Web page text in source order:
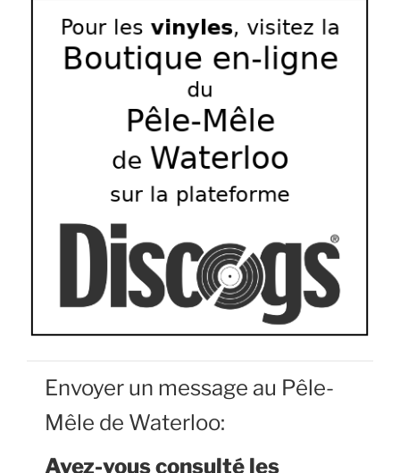
Envoyer un message au Pêle-
Mêle de Waterloo:
Avez-vous consulté les